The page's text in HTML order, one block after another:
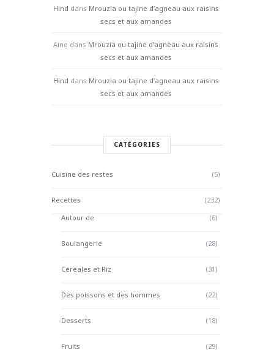
Hind dans Mrouzia ou tajine d’agneau aux raisins
secs et aux amandes
Aine dans Mrouzia ou tajine d’agneau aux raisins
secs et aux amandes
Hind dans Mrouzia ou tajine d’agneau aux raisins
secs et aux amandes
CATÉGORIES
Cuisine des restes (5)
Recettes
(232)
Autour de
(6)
Boulangerie (28)
Céréales et Riz (31)
Des poissons et des hommes (22)
Desserts (18)
Fruits (29)